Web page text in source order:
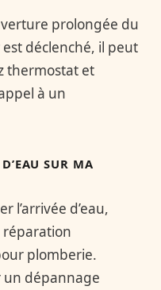
prolongée du
déclenché, il peut
thermostat et
à un
SUR MA
l’arrivée d’eau,
réparation
plomberie.
un dépannage